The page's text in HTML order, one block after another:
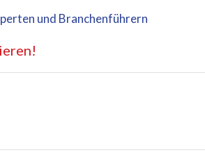
und Branchenführern